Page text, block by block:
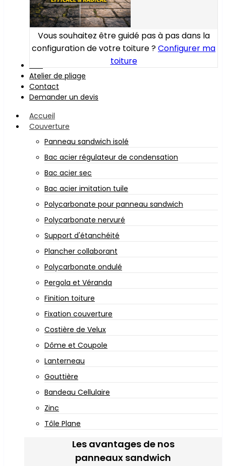
Vous souhaitez être guidé pas à pas dans la
configuration de votre toiture ?Configurer ma
toiture
Atelier de pliage
Contact
Demander un devis
Accueil
Couverture
Panneau sandwich isolé
Bac acier régulateur de condensation
Bac acier sec
Bac acier imitation tuile
Polycarbonate pour panneau sandwich
Polycarbonate nervuré
Support d'étanchéité
Plancher collaborant
Polycarbonate ondulé
Pergola et Véranda
Finition toiture
Fixation couverture
Costière de Velux
Dôme et Coupole
Lanterneau
Gouttière
Bandeau Cellulaire
Zinc
Tôle Plane
Les avantages de nos
panneaux sandwich